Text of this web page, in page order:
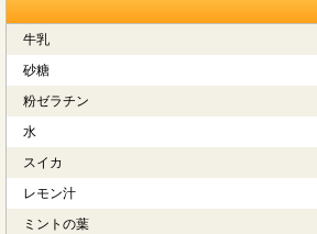
牛乳
砂糖
粉ゼラチン
水
スイカ
レモン汁
ミントの葉